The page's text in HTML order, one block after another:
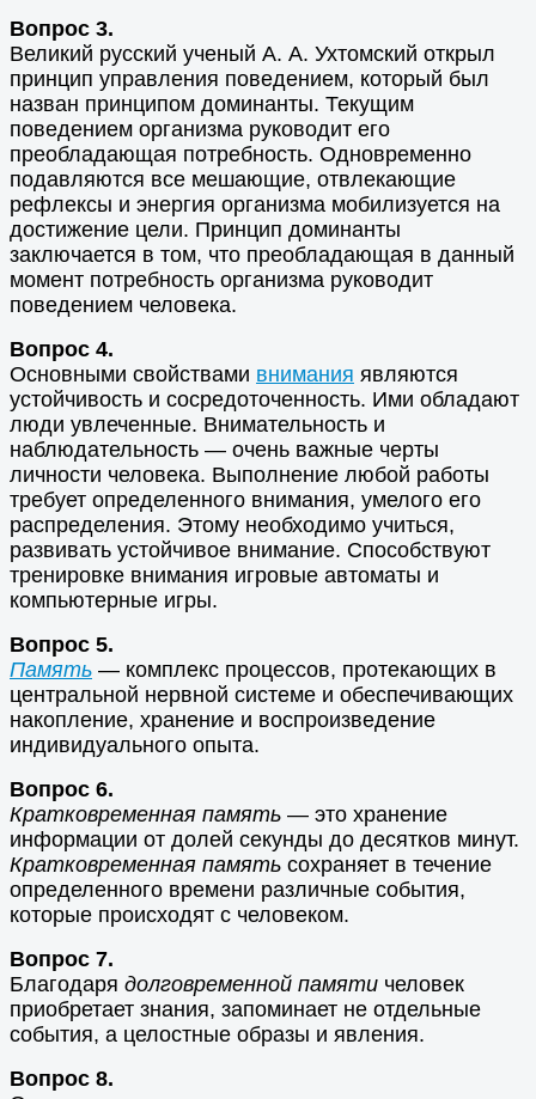
Вопрос 3.
Великий русский ученый А. А. Ухтомский открыл
принцип управления поведением, который был
назван принципом доминанты. Текущим
поведением организма руководит его
преобладающая потребность. Одновременно
подавляются все мешающие, отвлекающие
рефлексы и энергия организма мобилизуется на
достижение цели. Принцип доминанты
заключается в том, что преобладающая в данный
момент потребность организма руководит
поведением человека.
Вопрос 4.
Основными свойствами внимания являются
устойчивость и сосредоточенность. Ими обладают
люди увлеченные. Внимательность и
наблюдательность — очень важные черты
личности человека. Выполнение любой работы
требует определенного внимания, умелого его
распределения. Этому необходимо учиться,
развивать устойчивое внимание. Способствуют
тренировке внимания игровые автоматы и
компьютерные игры.
Вопрос 5.
Память — комплекс процессов, протекающих в
центральной нервной системе и обеспечивающих
накопление, хранение и воспроизведение
индивидуального опыта.
Вопрос 6.
Кратковременная память — это хранение
информации от долей секунды до десятков минут.
Кратковременная память сохраняет в течение
определенного времени различные события,
которые происходят с человеком.
Вопрос 7.
Благодаря долговременной памяти человек
приобретает знания, запоминает не отдельные
события, а целостные образы и явления.
Вопрос 8.